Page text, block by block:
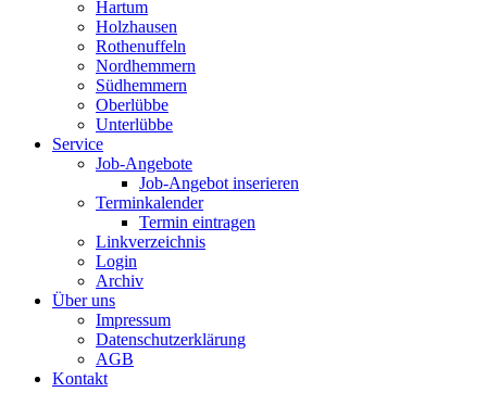
Hartum
Holzhausen
Rothenuffeln
Nordhemmern
Südhemmern
Oberlübbe
Unterlübbe
Service
Job-Angebote
Job-Angebot inserieren
Terminkalender
Termin eintragen
Linkverzeichnis
Login
Archiv
Über uns
Impressum
Datenschutzerklärung
AGB
Kontakt